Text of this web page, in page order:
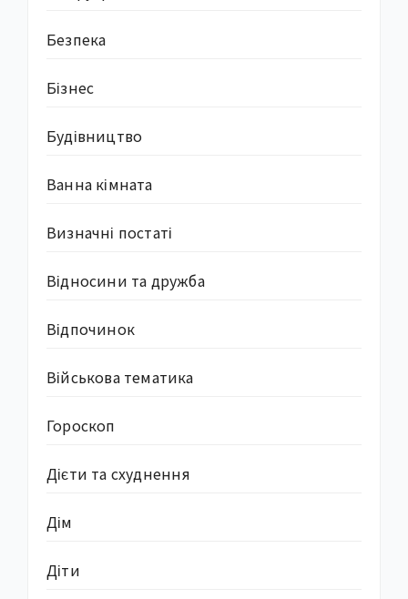
Безпека
Бізнес
Будівництво
Ванна кімната
Визначні постаті
Відносини та дружба
Відпочинок
Військова тематика
Гороскоп
Дієти та схуднення
Дім
Діти